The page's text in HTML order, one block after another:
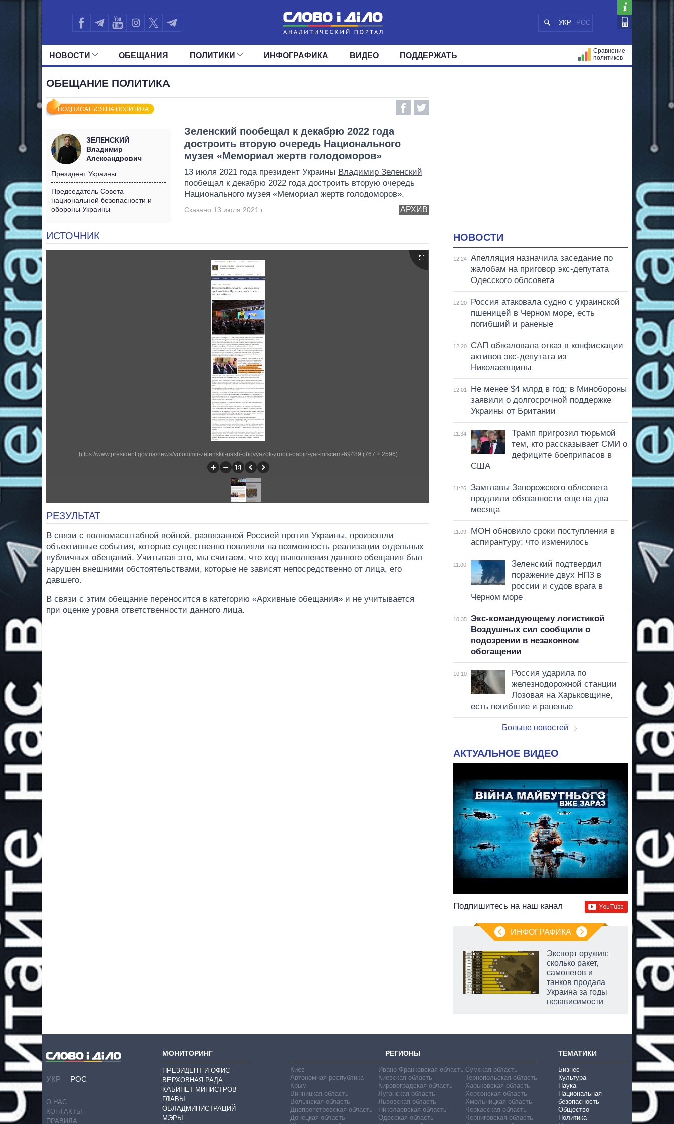
УКР РОС
НОВОСТИ
МИР
ОБЕЩАНИЯ ПОЛИТИКИ
ОКРУГА
ИНФОГРАФИКА ВИДЕО ПОДДЕРЖАТЬ
Сравнение
политиков
ОБЕЩАНИЕ ПОЛИТИКА
ПОДПИСАТЬСЯ НА ПОЛИТИКА
ЗЕЛЕНСКИЙ
Владимир
Александрович
Президент Украины
Председатель Совета
национальной безопасности и
обороны Украины
Зеленский пообещал к декабрю 2022 года
достроить вторую очередь Национального
музея «Мемориал жертв голодоморов»
13 июля 2021 года президент Украины Владимир Зеленский
пообещал к декабрю 2022 года достроить вторую очередь
Национального музея «Мемориал жертв голодоморов».
АРХИВ
Сказано 13 июля 2021 г.
ИСТОЧНИК
https://www.president.gov.ua/news/volodimir-zelenskij-nash-obovyazok-zrobiti-babin-yar-miscem-69489 (767 × 2596)
РЕЗУЛЬТАТ
В связи с полномасштабной войной, развязанной Россией против Украины, произошли
объективные события, которые существенно повлияли на возможность реализации отдельных
публичных обещаний. Учитывая это, мы считаем, что ход выполнения данного обещания был
нарушен внешними обстоятельствами, которые не зависят непосредственно от лица, его
давшего.
В связи с этим обещание переносится в категорию «Архивные обещания» и не учитывается
при оценке уровня ответственности данного лица.
НОВОСТИ
12:24
Апелляция назначила заседание по
жалобам на приговор экс-депутата
Одесского облсовета
12:20
Россия атаковала судно с украинской
пшеницей в Черном море, есть
погибший и раненые
12:20
САП обжаловала отказ в конфискации
активов экс-депутата из
Николаевщины
12:01
Не менее $4 млрд в год: в Минобороны
заявили о долгосрочной поддержке
Украины от Британии
11:34
Трамп пригрозил тюрьмой
тем, кто рассказывает СМИ о
дефиците боеприпасов в
США
11:26
Замглавы Запорожского облсовета
продлили обязанности еще на два
месяца
11:09
МОН обновило сроки поступления в
аспирантуру: что изменилось
11:00
Зеленский подтвердил
поражение двух НПЗ в
россии и судов врага в
Черном море
10:35
Экс-командующему логистикой
Воздушных сил сообщили о
подозрении в незаконном
обогащении
10:10
Россия ударила по
железнодорожной станции
Лозовая на Харьковщине,
есть погибшие и раненые
Больше новостей
АКТУАЛЬНОЕ ВИДЕО
Подпишитесь на наш канал
ИНФОГРАФИКА
Экспорт оружия:
сколько ракет,
самолетов и
танков продала
Украина за годы
независимости
УКР РОС
О НАС
КОНТАКТЫ
ПРАВИЛА
МОНИТОРИНГ
ПРЕЗИДЕНТ И ОФИС
ВЕРХОВНАЯ РАДА
КАБИНЕТ МИНИСТРОВ
ГЛАВЫ
ОБЛАДМИНИСТРАЦИЙ
МЭРЫ
РЕГИОНЫ
Киев
Автономная республика
Крым
Винницкая область
Волынская область
Днепропетровская область
Донецкая область
Ивано-Франковская область
Киевская область
Кировоградская область
Луганская область
Львовская область
Николаевская область
Одесская область
Сумская область
Тернопольская область
Харьковская область
Херсонская область
Хмельницкая область
Черкасская область
Черниговская область
ТЕМАТИКИ
Бизнес
Культура
Наука
Национальная
безопасность
Общество
Политика